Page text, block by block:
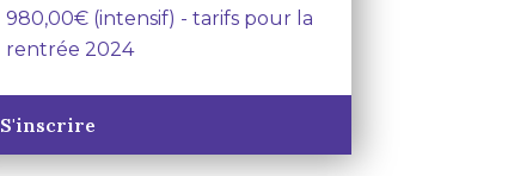
980,00€ (intensif) - tarifs pour la
rentrée 2024
S'inscrire